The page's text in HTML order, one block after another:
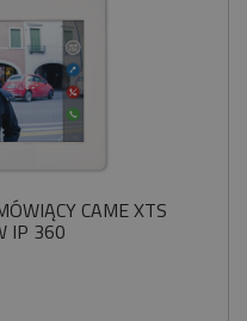
CAME XTS
IP 360